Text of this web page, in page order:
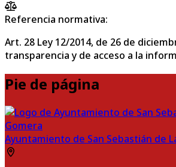
Referencia normativa:
Art. 28 Ley 12/2014, de 26 de
transparencia y de acceso a la
Pie de página
Ayuntamiento de San Sebastián de